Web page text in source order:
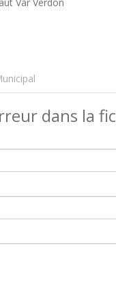
Var Verdon
dans la